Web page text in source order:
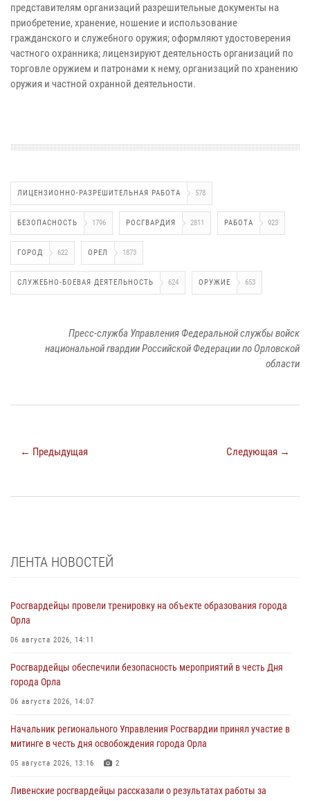
представителям организаций разрешительные документы на
приобретение, хранение, ношение и использование
гражданского и служебного оружия; оформляют удостоверения
частного охранника; лицензируют деятельность организаций по
торговле оружием и патронами к нему, организаций по хранению
оружия и частной охранной деятельности.
ЛИЦЕНЗИОННО-РАЗРЕШИТЕЛЬНАЯ РАБОТА 578
БЕЗОПАСНОСТЬ 1796 РОСГВАРДИЯ 2811 РАБОТА 923
ГОРОД 622 ОРЕЛ 1873
СЛУЖЕБНО-БОЕВАЯ ДЕЯТЕЛЬНОСТЬ 624 ОРУЖИЕ 653
Пресс-служба Управления Федеральной службы войск
национальной гвардии Российской Федерации по Орловской
области
← Предыдущая Следующая →
ЛЕНТА НОВОСТЕЙ
Росгвардейцы провели тренировку на объекте образования города
Орла
06 августа 2026, 14:11
Росгвардейцы обеспечили безопасность мероприятий в честь Дня
города Орла
06 августа 2026, 14:07
Начальник регионального Управления Росгвардии принял участие в
митинге в честь дня освобождения города Орла
05 августа 2026, 13:16 2
Ливенские росгвардейцы рассказали о результатах работы за